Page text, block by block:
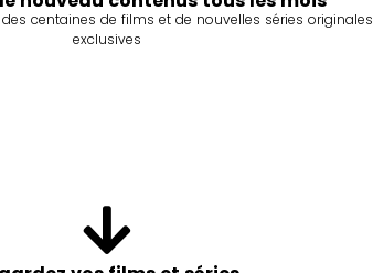
des centaines de films et de nouvelles séries originales
exclusives